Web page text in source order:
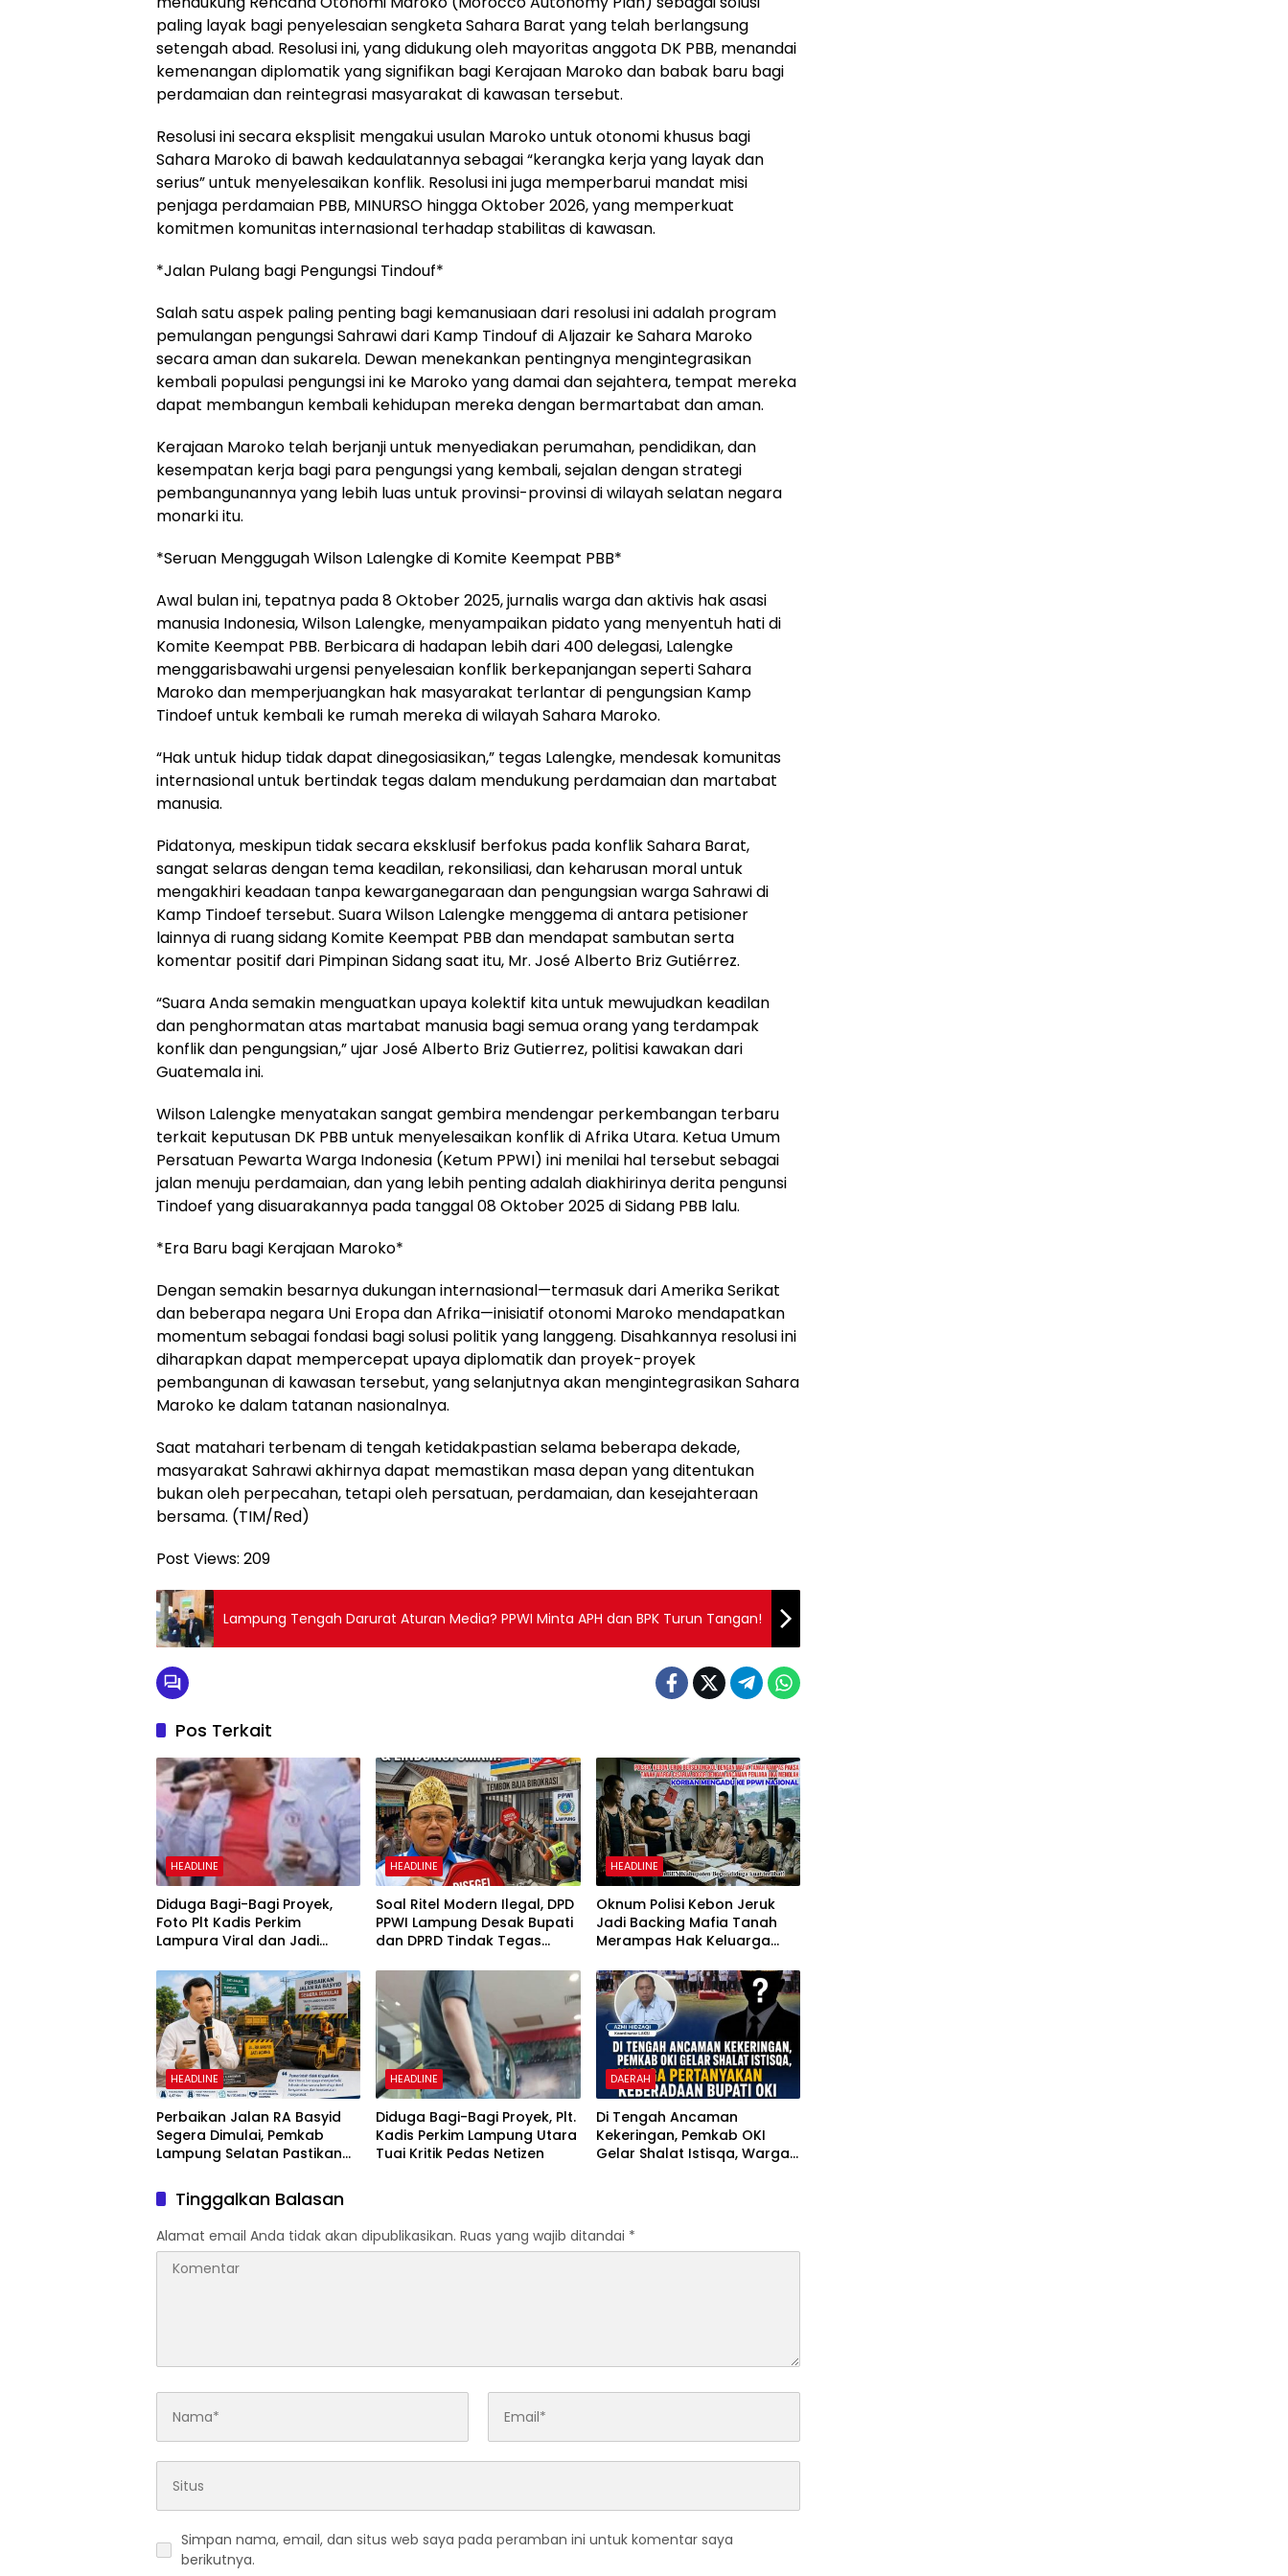
paling layak bagi penyelesaian sengketa Sahara Barat yang telah berlangsung
setengah abad. Resolusi ini, yang didukung oleh mayoritas anggota DK PBB, menandai
kemenangan diplomatik yang signifikan bagi Kerajaan Maroko dan babak baru bagi
perdamaian dan reintegrasi masyarakat di kawasan tersebut.
Resolusi ini secara eksplisit mengakui usulan Maroko untuk otonomi khusus bagi
Sahara Maroko di bawah kedaulatannya sebagai “kerangka kerja yang layak dan
serius” untuk menyelesaikan konflik. Resolusi ini juga memperbarui mandat misi
penjaga perdamaian PBB, MINURSO hingga Oktober 2026, yang memperkuat
komitmen komunitas internasional terhadap stabilitas di kawasan.
*Jalan Pulang bagi Pengungsi Tindouf*
Salah satu aspek paling penting bagi kemanusiaan dari resolusi ini adalah program
pemulangan pengungsi Sahrawi dari Kamp Tindouf di Aljazair ke Sahara Maroko
secara aman dan sukarela. Dewan menekankan pentingnya mengintegrasikan
kembali populasi pengungsi ini ke Maroko yang damai dan sejahtera, tempat mereka
dapat membangun kembali kehidupan mereka dengan bermartabat dan aman.
Kerajaan Maroko telah berjanji untuk menyediakan perumahan, pendidikan, dan
kesempatan kerja bagi para pengungsi yang kembali, sejalan dengan strategi
pembangunannya yang lebih luas untuk provinsi-provinsi di wilayah selatan negara
monarki itu.
*Seruan Menggugah Wilson Lalengke di Komite Keempat PBB*
Awal bulan ini, tepatnya pada 8 Oktober 2025, jurnalis warga dan aktivis hak asasi
manusia Indonesia, Wilson Lalengke, menyampaikan pidato yang menyentuh hati di
Komite Keempat PBB. Berbicara di hadapan lebih dari 400 delegasi, Lalengke
menggarisbawahi urgensi penyelesaian konflik berkepanjangan seperti Sahara
Maroko dan memperjuangkan hak masyarakat terlantar di pengungsian Kamp
Tindoef untuk kembali ke rumah mereka di wilayah Sahara Maroko.
“Hak untuk hidup tidak dapat dinegosiasikan,” tegas Lalengke, mendesak komunitas
internasional untuk bertindak tegas dalam mendukung perdamaian dan martabat
manusia.
Pidatonya, meskipun tidak secara eksklusif berfokus pada konflik Sahara Barat,
sangat selaras dengan tema keadilan, rekonsiliasi, dan keharusan moral untuk
mengakhiri keadaan tanpa kewarganegaraan dan pengungsian warga Sahrawi di
Kamp Tindoef tersebut. Suara Wilson Lalengke menggema di antara petisioner
lainnya di ruang sidang Komite Keempat PBB dan mendapat sambutan serta
komentar positif dari Pimpinan Sidang saat itu, Mr. José Alberto Briz Gutiérrez.
“Suara Anda semakin menguatkan upaya kolektif kita untuk mewujudkan keadilan
dan penghormatan atas martabat manusia bagi semua orang yang terdampak
konflik dan pengungsian,” ujar José Alberto Briz Gutierrez, politisi kawakan dari
Guatemala ini.
Wilson Lalengke menyatakan sangat gembira mendengar perkembangan terbaru
terkait keputusan DK PBB untuk menyelesaikan konflik di Afrika Utara. Ketua Umum
Persatuan Pewarta Warga Indonesia (Ketum PPWI) ini menilai hal tersebut sebagai
jalan menuju perdamaian, dan yang lebih penting adalah diakhirinya derita pengunsi
Tindoef yang disuarakannya pada tanggal 08 Oktober 2025 di Sidang PBB lalu.
*Era Baru bagi Kerajaan Maroko*
Dengan semakin besarnya dukungan internasional—termasuk dari Amerika Serikat
dan beberapa negara Uni Eropa dan Afrika—inisiatif otonomi Maroko mendapatkan
momentum sebagai fondasi bagi solusi politik yang langgeng. Disahkannya resolusi ini
diharapkan dapat mempercepat upaya diplomatik dan proyek-proyek
pembangunan di kawasan tersebut, yang selanjutnya akan mengintegrasikan Sahara
Maroko ke dalam tatanan nasionalnya.
Saat matahari terbenam di tengah ketidakpastian selama beberapa dekade,
masyarakat Sahrawi akhirnya dapat memastikan masa depan yang ditentukan
bukan oleh perpecahan, tetapi oleh persatuan, perdamaian, dan kesejahteraan
bersama. (TIM/Red)
Post Views: 209
Lampung Tengah Darurat Aturan Media? PPWI Minta APH dan BPK Turun Tangan!
Pos Terkait
HEADLINE
Diduga Bagi-Bagi Proyek,
Foto Plt Kadis Perkim
Lampura Viral dan Jadi
Netizen
HEADLINE
Soal Ritel Modern Ilegal, DPD
PPWI Lampung Desak Bupati
dan DPRD Tindak Tegas
02/2016
HEADLINE
Oknum Polisi Kebon Jeruk
Jadi Backing Mafia Tanah
Merampas Hak Keluarga
HEADLINE
Perbaikan Jalan RA Basyid
Segera Dimulai, Pemkab
Lampung Selatan Pastikan
dan Nyaman
HEADLINE
Diduga Bagi-Bagi Proyek, Plt.
Kadis Perkim Lampung Utara
Tuai Kritik Pedas Netizen
DAERAH
Di Tengah Ancaman
Kekeringan, Pemkab OKI
Gelar Shalat Istisqa, Warga
Tinggalkan Balasan
Alamat email Anda tidak akan dipublikasikan. Ruas yang wajib ditandai *
Simpan nama, email, dan situs web saya pada peramban ini untuk komentar saya
berikutnya.